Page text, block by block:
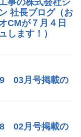
社長ブログ（お
が７月４日
します！）
03月号掲載の
02月号掲載の